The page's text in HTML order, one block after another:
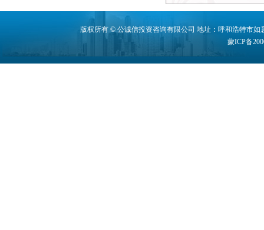
版权所有 © 公诚信投资咨询有限公司 地址：呼和浩特市如
蒙ICP备